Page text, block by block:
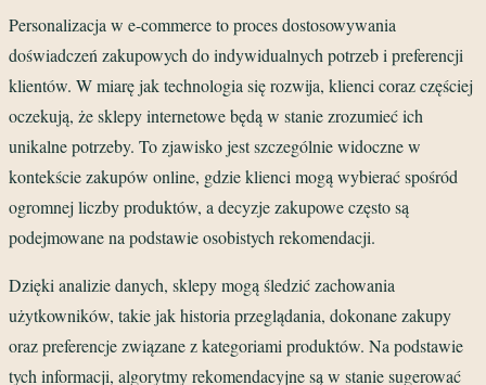
Personalizacja w e-commerce to proces dostosowywania
doświadczeń zakupowych do indywidualnych potrzeb i preferencji
klientów. W miarę jak technologia się rozwija, klienci coraz częściej
oczekują, że sklepy internetowe będą w stanie zrozumieć ich
unikalne potrzeby. To zjawisko jest szczególnie widoczne w
kontekście zakupów online, gdzie klienci mogą wybierać spośród
ogromnej liczby produktów, a decyzje zakupowe często są
podejmowane na podstawie osobistych rekomendacji.
Dzięki analizie danych, sklepy mogą śledzić zachowania
użytkowników, takie jak historia przeglądania, dokonane zakupy
oraz preferencje związane z kategoriami produktów. Na podstawie
tych informacji, algorytmy rekomendacyjne są w stanie sugerować